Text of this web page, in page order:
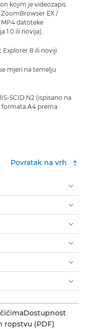
kojim je videozapis
EX /
MP4 datoteke
1.0 ili novija).
Explorer 8 ili noviji
mjeri na temelju
SCID N2 (ispisano na
A4 prema
Povratak na vrh
Dostupnost
ropstvu (PDF)